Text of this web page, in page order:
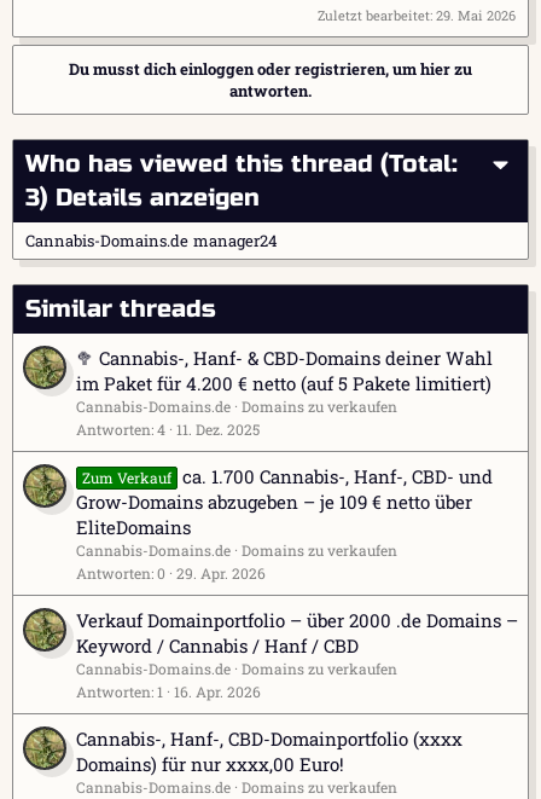
Zuletzt bearbeitet: 29. Mai 2026
Du musst dich einloggen oder registrieren, um hier zu
antworten.
Who has viewed this thread (Total:
3) Details anzeigen
Cannabis-Domains.de manager24
Similar threads
🥦 Cannabis-, Hanf- & CBD-Domains deiner Wahl
im Paket für 4.200 € netto (auf 5 Pakete limitiert)
Cannabis-Domains.de Domains zu verkaufen
Antworten 4 11. Dez. 2025
Zum Verkauf ca. 1.700 Cannabis-, Hanf-, CBD- und
Grow-Domains abzugeben – je 109 € netto über
EliteDomains
Cannabis-Domains.de Domains zu verkaufen
Antworten 0 29. Apr. 2026
Verkauf Domainportfolio – über 2000 .de Domains –
Keyword / Cannabis / Hanf / CBD
Cannabis-Domains.de Domains zu verkaufen
Antworten 1 16. Apr. 2026
Cannabis-, Hanf-, CBD-Domainportfolio (xxxx
Domains) für nur xxxx,00 Euro!
Cannabis-Domains.de Domains zu verkaufen